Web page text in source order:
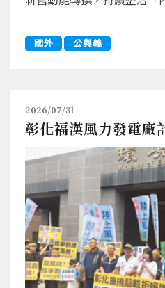
國外 公與義
2026/07/31
彰化福漢風力發電